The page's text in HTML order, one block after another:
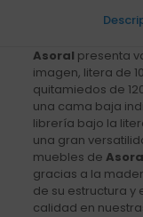
Asoral presenta
imagen, litera de
quitamiedos de
una cama baja
librería bajo la
una gran
muebles de
gracias a la
de su estructura
calidad en